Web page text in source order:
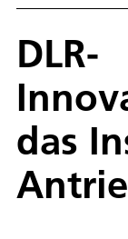
DLR-
das